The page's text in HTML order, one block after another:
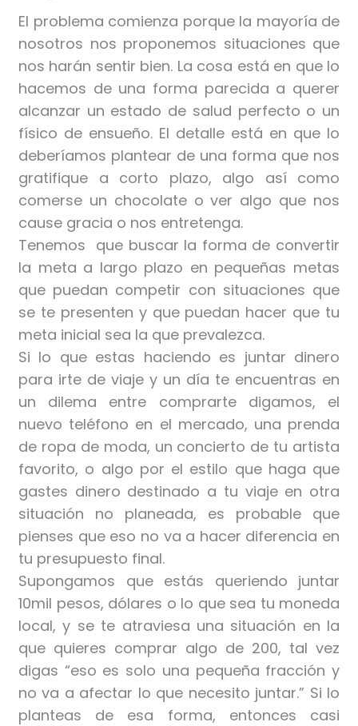
El problema comienza porque la mayoría de
nosotros nos proponemos situaciones que
nos harán sentir bien. La cosa está en que lo
hacemos de una forma parecida a querer
alcanzar un estado de salud perfecto o un
físico de ensueño. El detalle está en que lo
deberíamos plantear de una forma que nos
gratifique a corto plazo, algo así como
comerse un chocolate o ver algo que nos
cause gracia o nos entretenga.
Tenemos que buscar la forma de convertir
la meta a largo plazo en pequeñas metas
que puedan competir con situaciones que
se te presenten y que puedan hacer que tu
meta inicial sea la que prevalezca.
Si lo que estas haciendo es juntar dinero
para irte de viaje y un día te encuentras en
un dilema entre comprarte digamos, el
nuevo teléfono en el mercado, una prenda
de ropa de moda, un concierto de tu artista
favorito, o algo por el estilo que haga que
gastes dinero destinado a tu viaje en otra
situación no planeada, es probable que
pienses que eso no va a hacer diferencia en
tu presupuesto final.
Supongamos que estás queriendo juntar
10mil pesos, dólares o lo que sea tu moneda
local, y se te atraviesa una situación en la
que quieres comprar algo de 200, tal vez
digas “eso es solo una pequeña fracción y
no va a afectar lo que necesito juntar.” Si lo
planteas de esa forma, entonces casi